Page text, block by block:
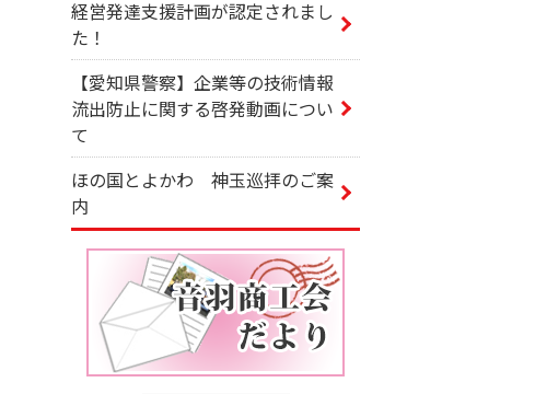
経営発達支援計画が認定されまし
た！
【愛知県警察】企業等の技術情報
流出防止に関する啓発動画につい
て
ほの国とよかわ 神玉巡拝のご案
内